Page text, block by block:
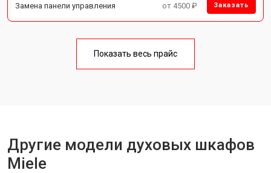
Замена панели управления от 4500 ₽ Заказать
Показать весь прайс
Другие модели духовых шкафов
Miele